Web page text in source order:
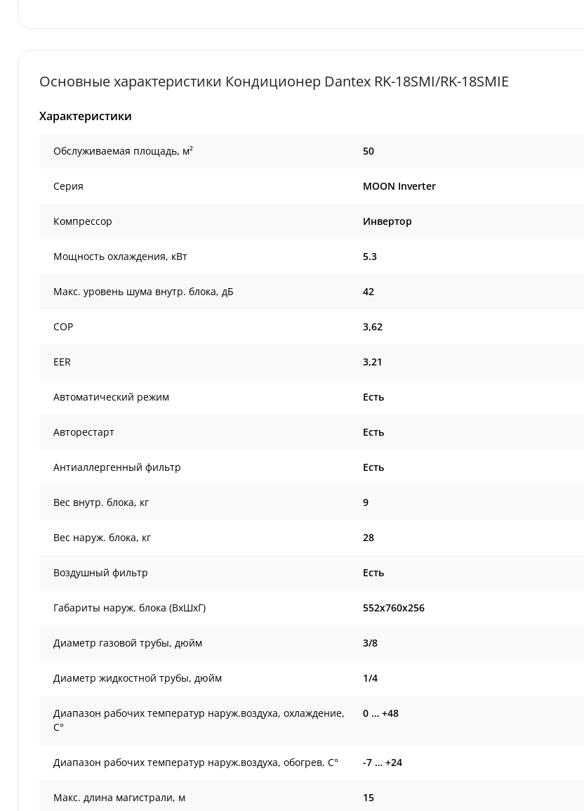
Основные характеристики Кондиционер Dantex RK-18SMI/RK-18SMIE
Характеристики
Обслуживаемая площадь, м² 50
Серия MOON Inverter
Компрессор Инвертор
Мощность охлаждения, кВт 5.3
Макс. уровень шума внутр. блока, дБ 42
COP 3,62
EER 3,21
Автоматический режим Есть
Авторестарт Есть
Антиаллергенный фильтр Есть
Вес внутр. блока, кг 9
Вес наруж. блока, кг 28
Воздушный фильтр Есть
Габариты наруж. блока (ВxШxГ) 552x760x256
Диаметр газовой трубы, дюйм 3/8
Диаметр жидкостной трубы, дюйм 1/4
Диапазон рабочих температур наруж.воздуха, охлаждение,
С°
0 … +48
Диапазон рабочих температур наруж.воздуха, обогрев, С° -7 … +24
Макс. длина магистрали, м 15